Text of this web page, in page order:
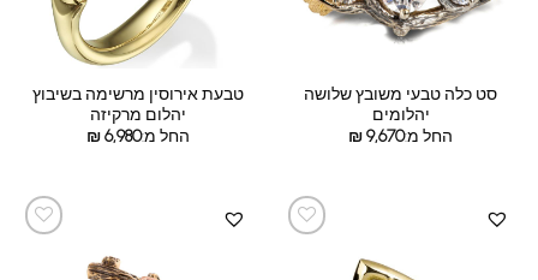
סט כלה טבעי משובץ שלושה
יהלומים
החל מ:
₪9,670
טבעת אירוסין מרשימה בשיבוץ
יהלום מרקיזה
החל מ:
₪6,980